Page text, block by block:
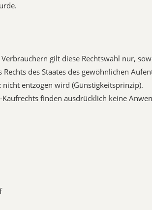
Verbrauchern gilt diese Rechtswahl nur,
des Staates des gewöhnlichen
nicht entzogen wird (Günstigkeitsprinzip).
finden ausdrücklich keine